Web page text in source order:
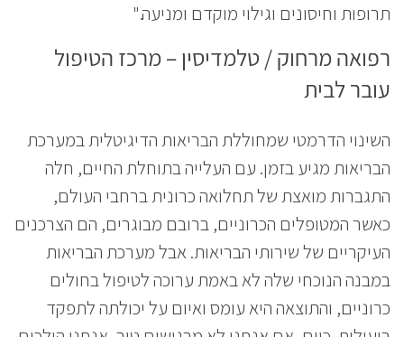
תרופות וחיסונים וגילוי מוקדם ומניעה."
רפואה מרחוק / טלמדיסין – מרכז הטיפול
עובר לבית
השינוי הדרמטי שמחוללת הבריאות הדיגיטלית במערכת
הבריאות מגיע בזמן. עם העלייה בתוחלת החיים, חלה
התגברות מואצת של תחלואה כרונית ברחבי העולם,
כאשר המטופלים הכרוניים, ברובם מבוגרים, הם הצרכנים
העיקריים של שירותי הבריאות. אבל מערכת הבריאות
במבנה הנוכחי שלה לא באמת ערוכה לטיפול בחולים
כרוניים, והתוצאה היא עומס ואיום על יכולתה לתפקד